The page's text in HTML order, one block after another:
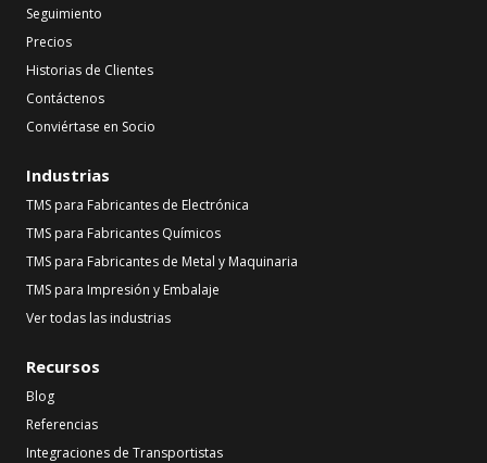
Seguimiento
Precios
Historias de Clientes
Contáctenos
Conviértase en Socio
Industrias
TMS para Fabricantes de Electrónica
TMS para Fabricantes Químicos
TMS para Fabricantes de Metal y Maquinaria
TMS para Impresión y Embalaje
Ver todas las industrias
Recursos
Blog
Referencias
Integraciones de Transportistas